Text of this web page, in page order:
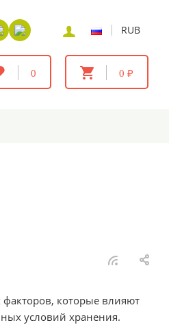
| RUB
0 0 ₽
которые влияют
условий хранения.